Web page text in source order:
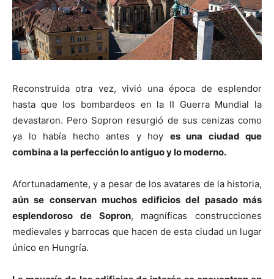
Reconstruida otra vez, vivió una época de esplendor
hasta que los bombardeos en la II Guerra Mundial la
devastaron. Pero Sopron resurgió de sus cenizas como
ya lo había hecho antes y hoy es una ciudad que
combina a la perfección lo antiguo y lo moderno.
Afortunadamente, y a pesar de los avatares de la historia,
aún se conservan muchos edificios del pasado más
esplendoroso de Sopron, magníficas construcciones
medievales y barrocas que hacen de esta ciudad un lugar
único en Hungría.